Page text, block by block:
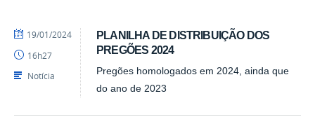
PLANILHA DE DISTRIBUIÇÃO DOS
PREGÕES 2024
Pregões homologados em 2024, ainda que
do ano de 2023
por
-
PRA
publicado
19/01/2024
16h27
Notícia